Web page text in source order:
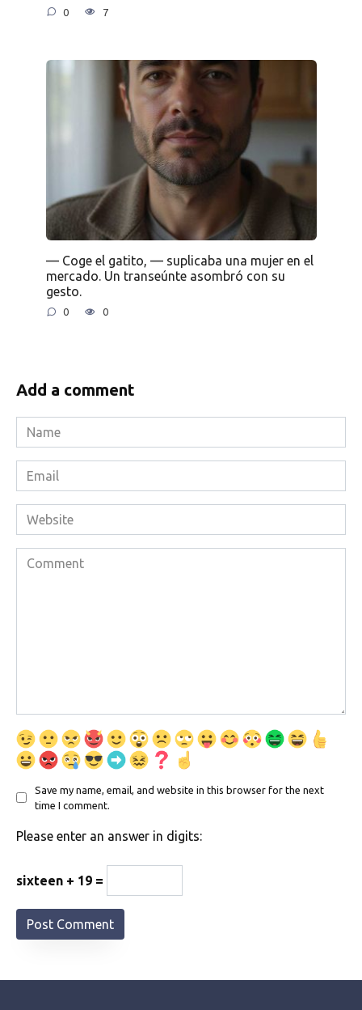
0 7
— Coge el gatito, — suplicaba una mujer en el
mercado. Un transeúnte asombró con su
gesto.
0 0
Add a comment
Name
*
Email
*
Website
Comment
Save my name, email, and website in this browser for the next
time I comment.
Please enter an answer in digits:
sixteen + 19 =